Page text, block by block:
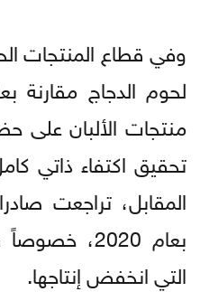
وفي قطاع المنتجات
منتجات الألبان
تحقيق اكتفاء ذاتي
المقابل، تراجعت
بعام
التي انخفض إنتاجها.